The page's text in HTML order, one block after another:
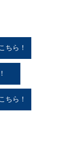
ちら！
ちら！